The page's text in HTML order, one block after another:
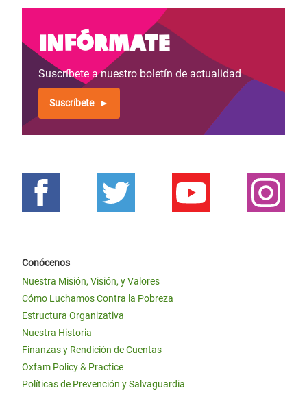
Infórmate
Suscríbete a nuestro boletín de actualidad
Suscríbete
Conócenos
Nuestra Misión, Visión, y Valores
Cómo Luchamos Contra la Pobreza
Estructura Organizativa
Nuestra Historia
Finanzas y Rendición de Cuentas
Oxfam Policy & Practice
Políticas de Prevención y Salvaguardia